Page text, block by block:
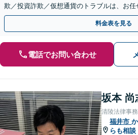
欺／投資詐欺／仮想通貨のトラブルは、お
のみで解決も可能！
料金表を見る
電話でお問い合わせ
坂本 尚
清陵法律事
福井市 か
らも相談